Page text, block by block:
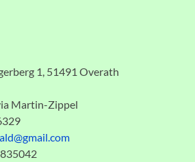
1, 51491 Overath
Martin-Zippel